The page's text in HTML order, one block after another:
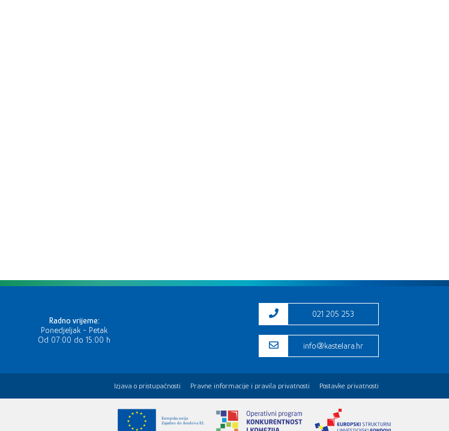
Radno vrijeme:
Ponedjeljak - Petak
Od 07:00 do 15:00 h
021 205 253
info@kastelara.hr
Izjava o pristupačnosti Pravne informacije i pravila privatnosti Postavke privatnosti